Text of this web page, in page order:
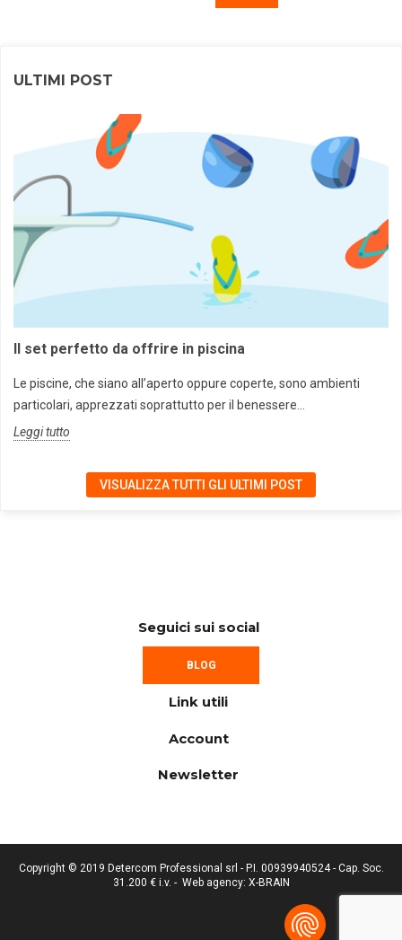
ULTIMI POST
Il set perfetto da offrire in piscina
Le piscine, che siano all’aperto oppure coperte, sono ambienti
particolari, apprezzati soprattutto per il benessere...
Leggi tutto
VISUALIZZA TUTTI GLI ULTIMI POST
Seguici sui social
BLOG
Link utili
Account
Newsletter
Copyright © 2019 Detercom Professional srl - P.I. 00939940524 - Cap. Soc.
31.200 € i.v. - Web agency: X-BRAIN